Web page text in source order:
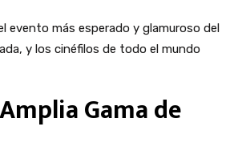
evento más esperado y glamuroso del
y los cinéfilos de todo el mundo
Gama de